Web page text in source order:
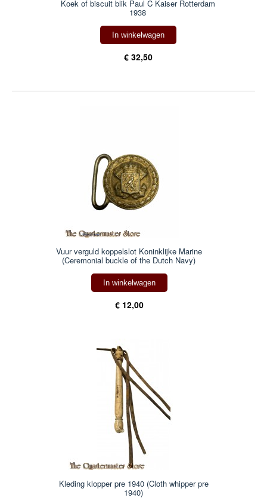
Koek of biscuit blik Paul C Kaiser Rotterdam
1938
In winkelwagen
€ 32,50
Vuur verguld koppelslot Koninklijke Marine
(Ceremonial buckle of the Dutch Navy)
In winkelwagen
€ 12,00
Kleding klopper pre 1940 (Cloth whipper pre
1940)